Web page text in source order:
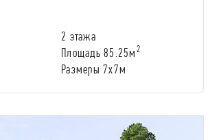
2 этажа
Площадь 85.25м2
Размеры 7x7м